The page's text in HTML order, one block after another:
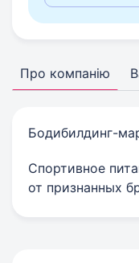
Про компанію
Бодибилдинг-
Спортивное
от признанных